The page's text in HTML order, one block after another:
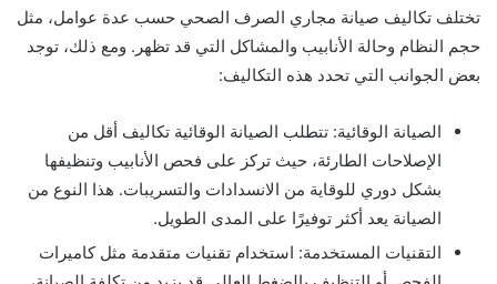
تختلف تكاليف صيانة مجاري الصرف الصحي حسب عدة عوامل، مثل
حجم النظام وحالة الأنابيب والمشاكل التي قد تظهر. ومع ذلك، توجد
بعض الجوانب التي تحدد هذه التكاليف:
الصيانة الوقائية: تتطلب الصيانة الوقائية تكاليف أقل من
الإصلاحات الطارئة، حيث تركز على فحص الأنابيب وتنظيفها
بشكل دوري للوقاية من الانسدادات والتسريبات. هذا النوع من
الصيانة يعد أكثر توفيرًا على المدى الطويل.
التقنيات المستخدمة: استخدام تقنيات متقدمة مثل كاميرات